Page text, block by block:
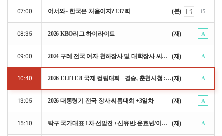
07:00 어서와~ 한국은 처음이지? 137회 (본) 15
08:35 2026 KBO리그 하이라이트 (재) A
09:00 2024 구례 전국 여자 천하장사 및 대학장사 씨름대회 +1일차 (재) A
10:40 2026 ELITE 8 국제 컬링대회 +결승, 춘천시청 : 전북도청(재) A
13:05 2026 대통령기 전국 장사 씨름대회 +3일차 (재) A
15:10 탁구 국가대표 1차 선발전 +신유빈:윤효빈/이은혜:전지희/김나영:신유빈 (재) A